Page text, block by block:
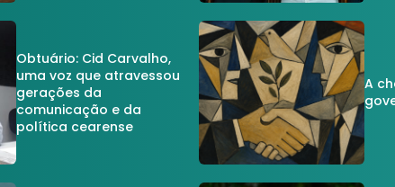
Obtuário: Cid Carvalho,
uma voz que atravessou
gerações da
comunicação e da
política cearense
A